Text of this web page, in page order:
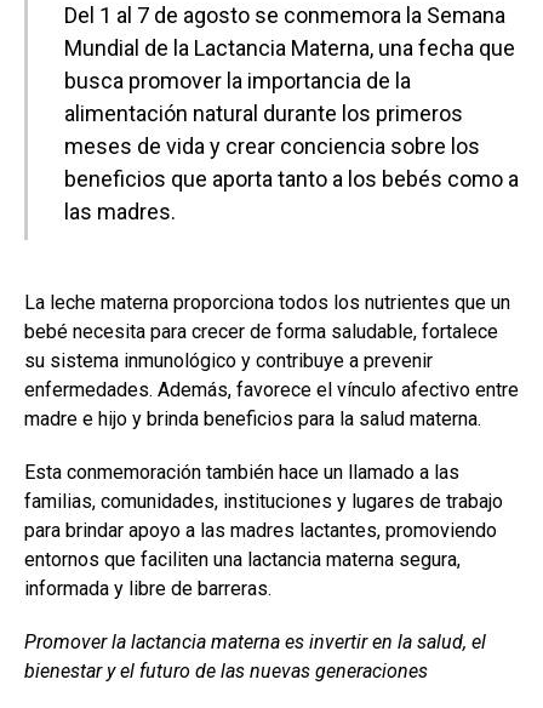
Del 1 al 7 de agosto se conmemora la Semana
Mundial de la Lactancia Materna, una fecha que
busca promover la importancia de la
alimentación natural durante los primeros
meses de vida y crear conciencia sobre los
beneficios que aporta tanto a los bebés como a
las madres.
La leche materna proporciona todos los nutrientes que un
bebé necesita para crecer de forma saludable, fortalece
su sistema inmunológico y contribuye a prevenir
enfermedades. Además, favorece el vínculo afectivo entre
madre e hijo y brinda beneficios para la salud materna.
Esta conmemoración también hace un llamado a las
familias, comunidades, instituciones y lugares de trabajo
para brindar apoyo a las madres lactantes, promoviendo
entornos que faciliten una lactancia materna segura,
informada y libre de barreras.
Promover la lactancia materna es invertir en la salud, el
bienestar y el futuro de las nuevas generaciones